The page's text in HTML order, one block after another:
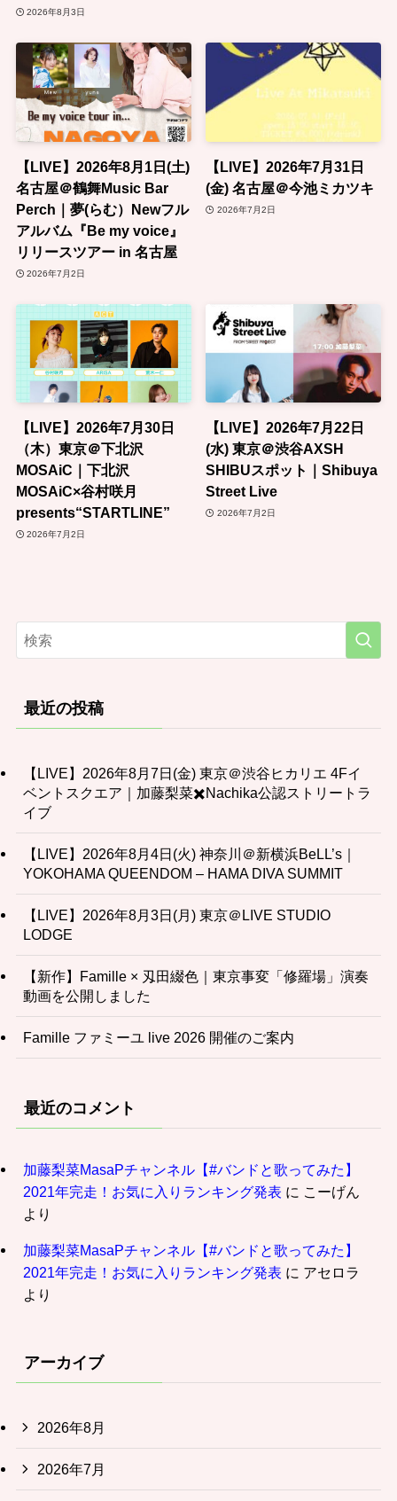
2026年8月3日
【LIVE】2026年8月1日(土)
名古屋＠鶴舞Music Bar
Perch｜夢(らむ）Newフル
アルバム『Be my voice』
リリースツアー in 名古屋
2026年7月2日
【LIVE】2026年7月31日
(金) 名古屋＠今池ミカツキ
2026年7月2日
【LIVE】2026年7月30日
（木）東京＠下北沢
MOSAiC｜下北沢
MOSAiC×谷村咲月
presents“STARTLINE”
2026年7月2日
【LIVE】2026年7月22日
(水) 東京＠渋谷AXSH
SHIBUスポット｜Shibuya
Street Live
2026年7月2日
最近の投稿
【LIVE】2026年8月7日(金) 東京＠渋谷ヒカリエ 4Fイ
ベントスクエア｜加藤梨菜✖️Nachika公認ストリートラ
イブ
【LIVE】2026年8月4日(火) 神奈川＠新横浜BeLL’s｜
YOKOHAMA QUEENDOM – HAMA DIVA SUMMIT
【LIVE】2026年8月3日(月) 東京＠LIVE STUDIO
LODGE
【新作】Famille × 刄田綴色｜東京事変「修羅場」演奏
動画を公開しました
Famille ファミーユ live 2026 開催のご案内
最近のコメント
加藤梨菜MasaPチャンネル【#バンドと歌ってみた】
2021年完走！お気に入りランキング発表 に こーげん
より
加藤梨菜MasaPチャンネル【#バンドと歌ってみた】
2021年完走！お気に入りランキング発表 に アセロラ
より
アーカイブ
2026年8月
2026年7月